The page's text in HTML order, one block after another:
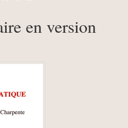
en version